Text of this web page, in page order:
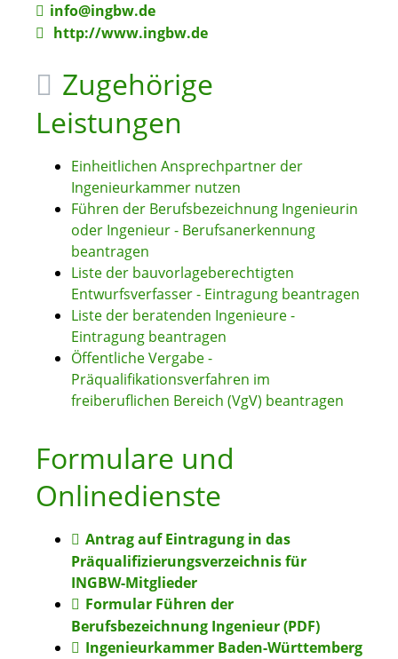
info@ingbw.de
http://www.ingbw.de
Zugehörige
Leistungen
Einheitlichen Ansprechpartner der
Ingenieurkammer nutzen
Führen der Berufsbezeichnung Ingenieurin
oder Ingenieur - Berufsanerkennung
beantragen
Liste der bauvorlageberechtigten
Entwurfsverfasser - Eintragung beantragen
Liste der beratenden Ingenieure -
Eintragung beantragen
Öffentliche Vergabe -
Präqualifikationsverfahren im
freiberuflichen Bereich (VgV) beantragen
Formulare und
Onlinedienste
Antrag auf Eintragung in das
Präqualifizierungsverzeichnis für
INGBW-Mitglieder
Formular Führen der
Berufsbezeichnung Ingenieur (PDF)
Ingenieurkammer Baden-Württemberg